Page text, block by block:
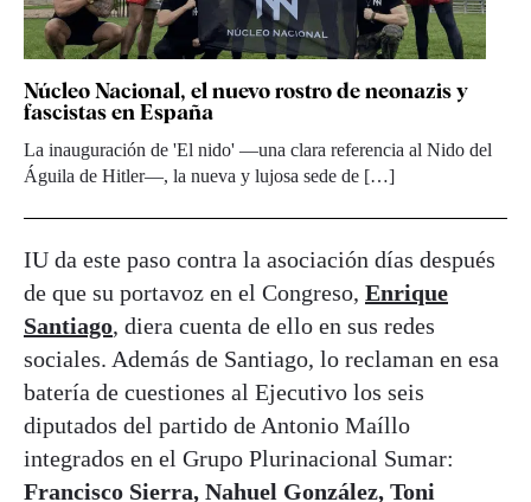
Núcleo Nacional, el nuevo rostro de neonazis y
fascistas en España
La inauguración de 'El nido' —una clara referencia al Nido del
Águila de Hitler—, la nueva y lujosa sede de […]
IU da este paso contra la asociación días después
de que su portavoz en el Congreso, Enrique
Santiago, diera cuenta de ello en sus redes
sociales. Además de Santiago, lo reclaman en esa
batería de cuestiones al Ejecutivo los seis
diputados del partido de Antonio Maíllo
integrados en el Grupo Plurinacional Sumar:
Francisco Sierra, Nahuel González, Toni